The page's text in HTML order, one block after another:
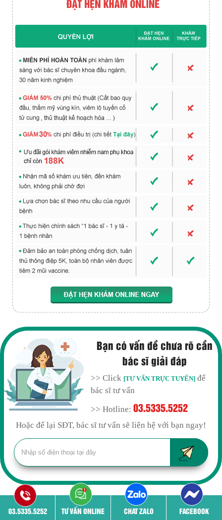
Bạn có vấn đề chưa rõ cần
bác sĩ giải đáp
>> Click [TƯ VẤN TRỰC TUYẾN] để
bác sĩ tư vấn
>> Hotline:03.5335.5252
Hoặc để lại SĐT, bác sĩ tư vấn sẽ liên hệ với bạn ngay!
03.5335.5252 TƯ VẤN ONLINE CHAT ZALO FACEBOOK